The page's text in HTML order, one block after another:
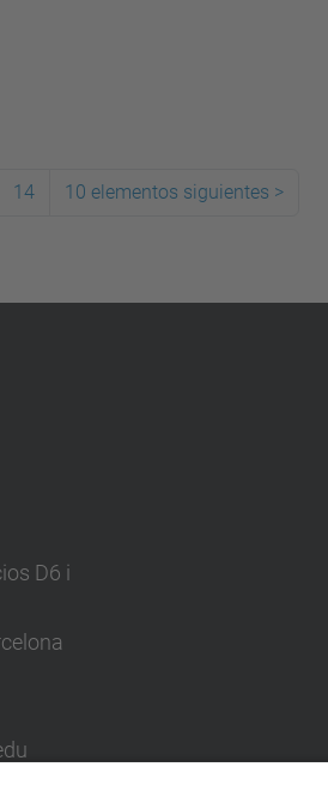
14 10 elementos siguientes >
D6 i